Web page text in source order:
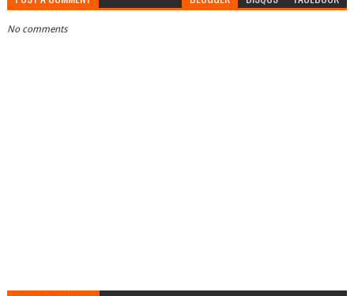
No comments